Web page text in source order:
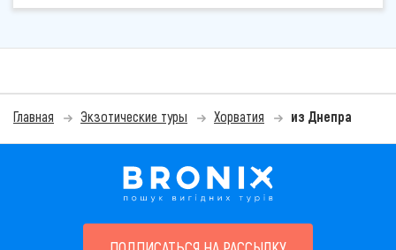
Главная Экзотические туры Хорватия из Днепра